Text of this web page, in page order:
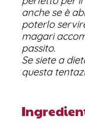
anche se è
poterlo
magari
passito.
Se siete a
questa